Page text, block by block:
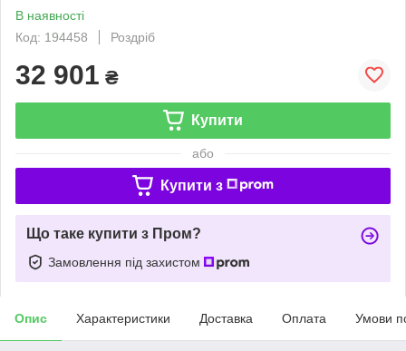
В наявності
Код: 194458
Роздріб
32 901 ₴
Купити
або
Купити з
Що таке купити з Пром?
Замовлення під захистом
Опис Характеристики Доставка Оплата Умови